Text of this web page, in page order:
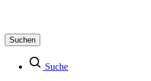
Suchen
Suche